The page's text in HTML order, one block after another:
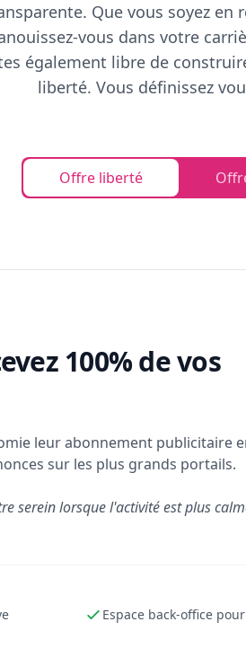
Que vous soyez en
vous dans votre
également libre de
liberté. Vous définissez
Offre liberté
100% de vos
leur abonnement publicitaire
sur les plus grands portails.
serein lorsque l'activité est plus
Espace back-office